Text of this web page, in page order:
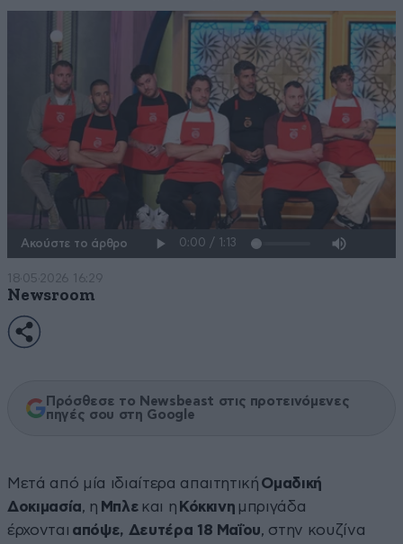
Ακούστε το άρθρο
18·05·2026 16:29
Newsroom
Πρόσθεσε το Newsbeast στις προτεινόμενες
πηγές σου στη Google
Μετά από μία ιδιαίτερα απαιτητική Ομαδική
Δοκιμασία, η Μπλε και η Κόκκινη μπριγάδα
έρχονται απόψε, Δευτέρα 18 Μαΐου, στην κουζίνα